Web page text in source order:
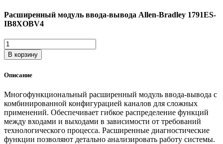
Расширенный модуль ввода-вывода Allen-Bradley 1791ES-
IB8XOBV4
Количество
товара
Расширенный
ввода-
Allen-
Bradley
1791ES-
IB8XOBV4
В корзину
Описание
Многофункциональный расширенный модуль ввода-вывода с
комбинированной конфигурацией каналов для сложных
применений. Обеспечивает гибкое распределение функций
между входами и выходами в зависимости от требований
технологического процесса. Расширенные диагностические
функции позволяют детально анализировать работу системы.